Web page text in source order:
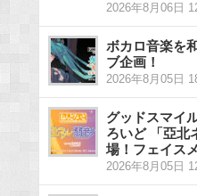
2026年8月06日
ボカロ音楽を
ブ企画！
2026年8月05日
グッドスマイ
ろいど 「亞北
場！フェイス
2026年8月05日